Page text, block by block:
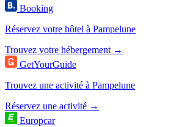
Booking
Réservez votre hôtel à Pampelune
Trouvez votre hébergement →
GetYourGuide
Trouvez une activité à Pampelune
Réservez une activité →
Europcar